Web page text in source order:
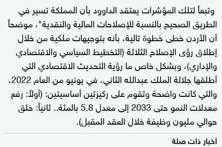
وتبعاً لتلك المؤشرات يعتقد الداوود بأن المملكة تسير في
الطريق الصحيح بالنسبة للإصلاحات المالية والنقدية"، موضحاً
أن الأردن خطى خطوة تالية، بأنه بتوجيهات ملكية من خلال
إطلاق رؤى الإصلاح الثلاثة (التخطيط السياسي والاقتصادي
والإداري)، وبشكل خاص ما رؤية التحديث الاقتصادي التي
أطلقها جلالة الملك عبدالله الثاني، في يونيو من العام 2022،
والتي كانت واضحة وتقوم على ركيزتين أساسيتين: (أولاً: رفع
معدلات النمو حتى 2033 إلى معدل 5.8 بالمئة.. ثانياً: خلق
حوالي مليون وظيفة خلال العقد المقبل).
أخبار ذات صلة